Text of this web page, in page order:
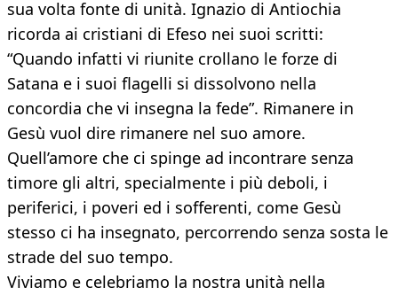
sua volta fonte di unità. Ignazio di Antiochia
ricorda ai cristiani di Efeso nei suoi scritti:
“Quando infatti vi riunite crollano le forze di
Satana e i suoi flagelli si dissolvono nella
concordia che vi insegna la fede”. Rimanere in
Gesù vuol dire rimanere nel suo amore.
Quell’amore che ci spinge ad incontrare senza
timore gli altri, specialmente i più deboli, i
periferici, i poveri ed i sofferenti, come Gesù
stesso ci ha insegnato, percorrendo senza sosta le
strade del suo tempo.
Viviamo e celebriamo la nostra unità nella